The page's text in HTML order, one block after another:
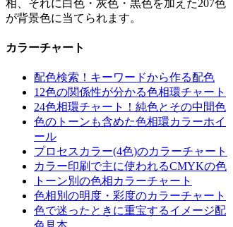
相、それに白色・灰色・黒色を加えた207色
が背景色に当てられます。
カラーチャート
配色検索！キーワードから作る配色
12色の関係性が分かる色相環チャート
24色相環チャート！純色とその中間色
色のトーンも含めた色相環カラーホイ
ール
プロセスカラー(4色)のカラーチャート
カラー印刷で主に使われるCMYKの色
トーン別の色相カラーチャート
色相別の明度・彩度のカラーチャート
色で迷ったときに重宝するイメージ配